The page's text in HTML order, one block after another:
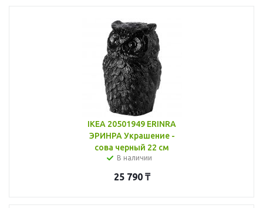
IKEA 20501949 ERINRA
ЭРИНРА Украшение -
сова черный 22 см
В наличии
25 790₸